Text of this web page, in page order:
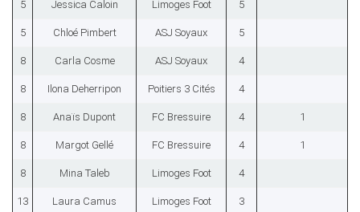
5 Jessica Caloin Limoges Foot 5
5 Chloé Pimbert ASJ Soyaux 5
8 Carla Cosme ASJ Soyaux 4
8 Ilona Deherripon Poitiers 3 Cités 4
8 Anaïs Dupont FC Bressuire 4 1
8 Margot Gellé FC Bressuire 4 1
8 Mina Taleb Limoges Foot 4
13 Laura Camus Limoges Foot 3